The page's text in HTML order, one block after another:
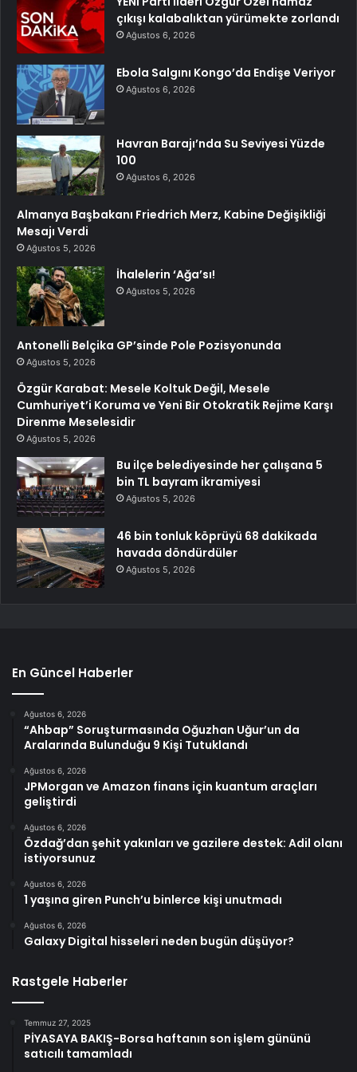
çıkışı kalabalıktan yürümekte zorlandı
Ağustos 6, 2026
Ebola Salgını Kongo’da Endişe Veriyor
Ağustos 6, 2026
Havran Barajı’nda Su Seviyesi Yüzde
100
Ağustos 6, 2026
Almanya Başbakanı Friedrich Merz, Kabine Değişikliği
Mesajı Verdi
Ağustos 5, 2026
İhalelerin ‘Ağa’sı!
Ağustos 5, 2026
Antonelli Belçika GP’sinde Pole Pozisyonunda
Ağustos 5, 2026
Özgür Karabat: Mesele Koltuk Değil, Mesele
Cumhuriyet’i Koruma ve Yeni Bir Otokratik Rejime Karşı
Direnme Meselesidir
Ağustos 5, 2026
Bu ilçe belediyesinde her çalışana 5
bin TL bayram ikramiyesi
Ağustos 5, 2026
46 bin tonluk köprüyü 68 dakikada
havada döndürdüler
Ağustos 5, 2026
En Güncel Haberler
Ağustos 6, 2026
“Ahbap” Soruşturmasında Oğuzhan Uğur’un da
Aralarında Bulunduğu 9 Kişi Tutuklandı
Ağustos 6, 2026
JPMorgan ve Amazon finans için kuantum araçları
geliştirdi
Ağustos 6, 2026
Özdağ’dan şehit yakınları ve gazilere destek: Adil olanı
istiyorsunuz
Ağustos 6, 2026
1 yaşına giren Punch’u binlerce kişi unutmadı
Ağustos 6, 2026
Galaxy Digital hisseleri neden bugün düşüyor?
Rastgele Haberler
Temmuz 27, 2025
PİYASAYA BAKIŞ-Borsa haftanın son işlem gününü
satıcılı tamamladı